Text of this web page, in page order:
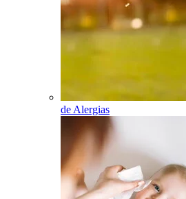
de Alergias